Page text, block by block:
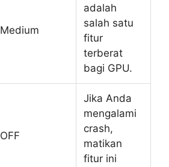
Medium
adalah
salah satu
fitur
terberat
bagi GPU.
OFF
Jika Anda
mengalami
crash,
matikan
fitur ini